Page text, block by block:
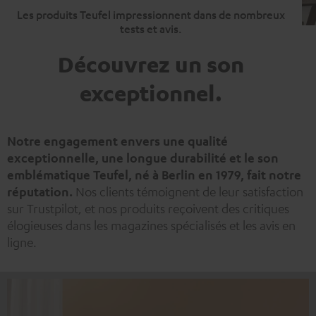
Les produits Teufel impressionnent dans de nombreux
tests et avis.
Découvrez un son
exceptionnel.
Notre engagement envers une qualité
exceptionnelle, une longue durabilité et le son
emblématique Teufel, né à Berlin en 1979, fait notre
réputation. Nos clients témoignent de leur satisfaction
sur Trustpilot, et nos produits reçoivent des critiques
élogieuses dans les magazines spécialisés et les avis en
ligne.